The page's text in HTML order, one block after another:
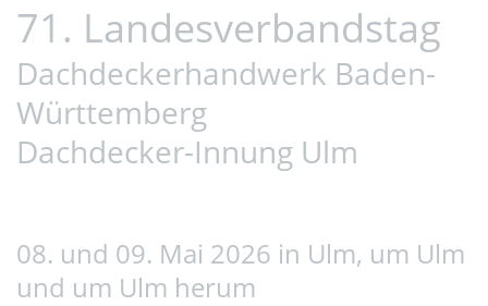
71. Landesverbandstag
Dachdeckerhandwerk Baden-
Württemberg
Dachdecker-Innung Ulm
08. und 09. Mai 2026 in Ulm, um Ulm
und um Ulm herum